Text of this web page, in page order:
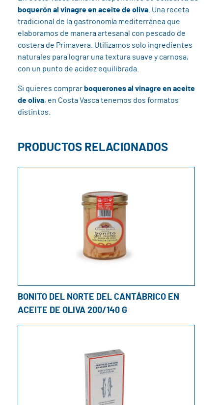
boquerón al vinagre en aceite de oliva. Una receta
tradicional de la gastronomía mediterránea que
elaboramos de manera artesanal con pescado de
costera de Primavera. Utilizamos solo ingredientes
naturales para lograr una textura suave y carnosa,
con un punto de acidez equilibrada.
Si quieres comprar boquerones al vinagre en aceite
de oliva, en Costa Vasca tenemos dos formatos
distintos.
PRODUCTOS RELACIONADOS
BONITO DEL NORTE DEL CANTÁBRICO EN
ACEITE DE OLIVA 200/140 G